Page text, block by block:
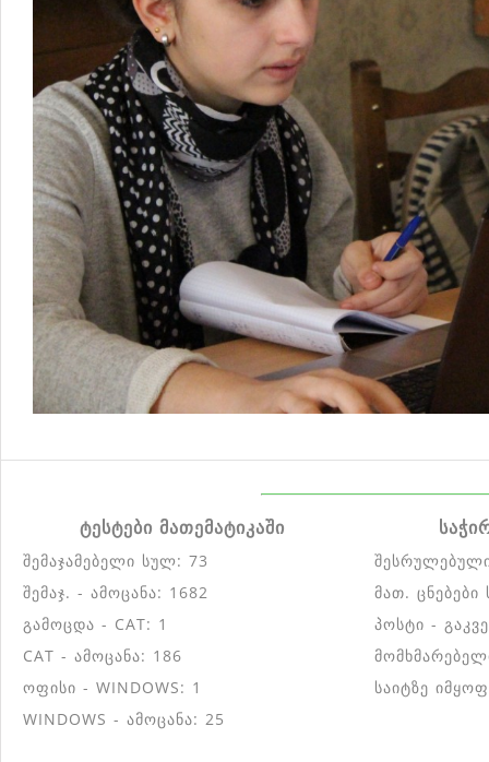
ტესტები მათემატიკაში
შემაჯამებელი სულ: 73
შემაჯ. - ამოცანა: 1682
გამოცდა - CAT: 1
CAT - ამოცანა: 186
ოფისი - WINDOWS: 1
WINDOWS - ამოცანა: 25
მათ.
პოსტი -
საიტზე